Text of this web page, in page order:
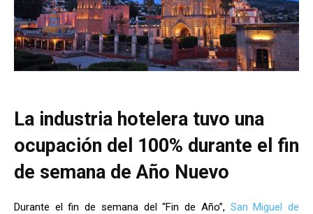
La industria hotelera tuvo una
ocupación del 100% durante el fin
de semana de Año Nuevo
Durante el fin de semana del “Fin de Año”, San Miguel de